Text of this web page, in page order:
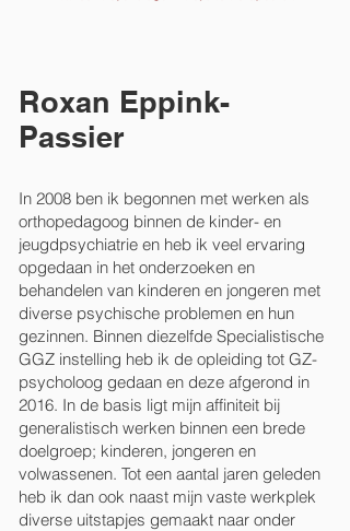
Roxan Eppink-
Passier
In 2008 ben ik begonnen met werken als
orthopedagoog binnen de kinder- en
jeugdpsychiatrie en heb ik veel ervaring
opgedaan in het onderzoeken en
behandelen van kinderen en jongeren met
diverse psychische problemen en hun
gezinnen. Binnen diezelfde Specialistische
GGZ instelling heb ik de opleiding tot GZ-
psycholoog gedaan en deze afgerond in
2016. In de basis ligt mijn affiniteit bij
generalistisch werken binnen een brede
doelgroep; kinderen, jongeren en
volwassenen. Tot een aantal jaren geleden
heb ik dan ook naast mijn vaste werkplek
diverse uitstapjes gemaakt naar onder